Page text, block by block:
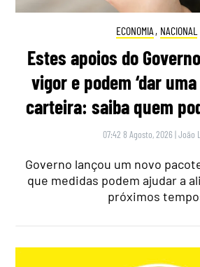
ECONOMIA , NACIONAL
Estes apoios do
vigor e podem ‘dar
carteira: saiba quem
07:42 8 Agosto, 2026 |João
Governo lançou um novo
que medidas podem ajudar a
próximos